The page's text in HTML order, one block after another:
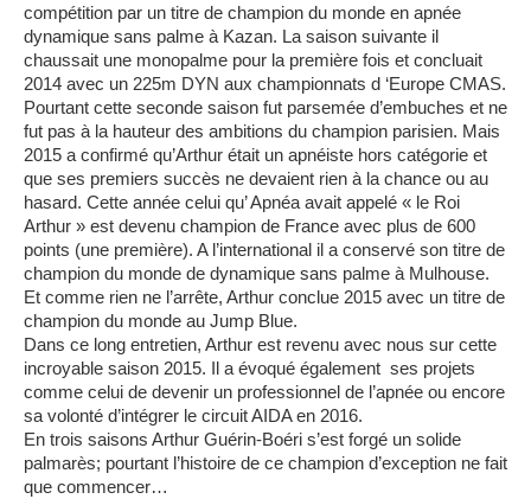
compétition par un titre de champion du monde en apnée
dynamique sans palme à Kazan. La saison suivante il
chaussait une monopalme pour la première fois et concluait
2014 avec un 225m DYN aux championnats d ‘Europe CMAS.
Pourtant cette seconde saison fut parsemée d’embuches et ne
fut pas à la hauteur des ambitions du champion parisien. Mais
2015 a confirmé qu’Arthur était un apnéiste hors catégorie et
que ses premiers succès ne devaient rien à la chance ou au
hasard. Cette année celui qu’ Apnéa avait appelé « le Roi
Arthur » est devenu champion de France avec plus de 600
points (une première). A l’international il a conservé son titre de
champion du monde de dynamique sans palme à Mulhouse.
Et comme rien ne l’arrête, Arthur conclue 2015 avec un titre de
champion du monde au Jump Blue.
Dans ce long entretien, Arthur est revenu avec nous sur cette
incroyable saison 2015. Il a évoqué également ses projets
comme celui de devenir un professionnel de l’apnée ou encore
sa volonté d’intégrer le circuit AIDA en 2016.
En trois saisons Arthur Guérin-Boéri s’est forgé un solide
palmarès; pourtant l’histoire de ce champion d’exception ne fait
que commencer…